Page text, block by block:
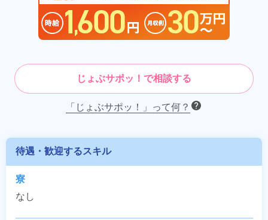
じょぶサポッ！で相談する
「じょぶサポッ！」って何？
待遇・歓迎するスキル
寮
なし